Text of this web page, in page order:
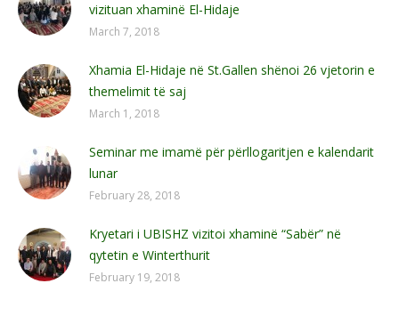
vizituan xhaminë El-Hidaje
March 7, 2018
Xhamia El-Hidaje në St.Gallen shënoi 26 vjetorin e
themelimit të saj
March 1, 2018
Seminar me imamë për përllogaritjen e kalendarit
lunar
February 28, 2018
Kryetari i UBISHZ vizitoi xhaminë “Sabër” në
qytetin e Winterthurit
February 19, 2018